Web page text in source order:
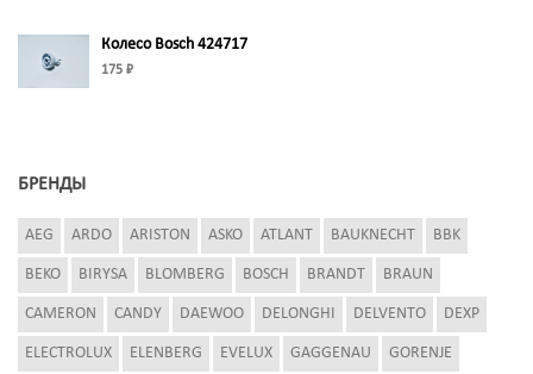
Колесо Bosch 424717
175 ₽
БРЕНДЫ
AEG ARDO ARISTON ASKO ATLANT BAUKNECHT BBK
BEKO BIRYSA BLOMBERG BOSCH BRANDT BRAUN
CAMERON CANDY DAEWOO DELONGHI DELVENTO DEXP
ELECTROLUX ELENBERG EVELUX GAGGENAU GORENJE